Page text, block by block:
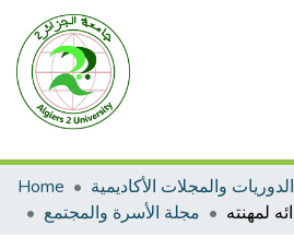
Home الدوريات والمجلات الأكاديمية
مجلة الأسرة والمجتمع